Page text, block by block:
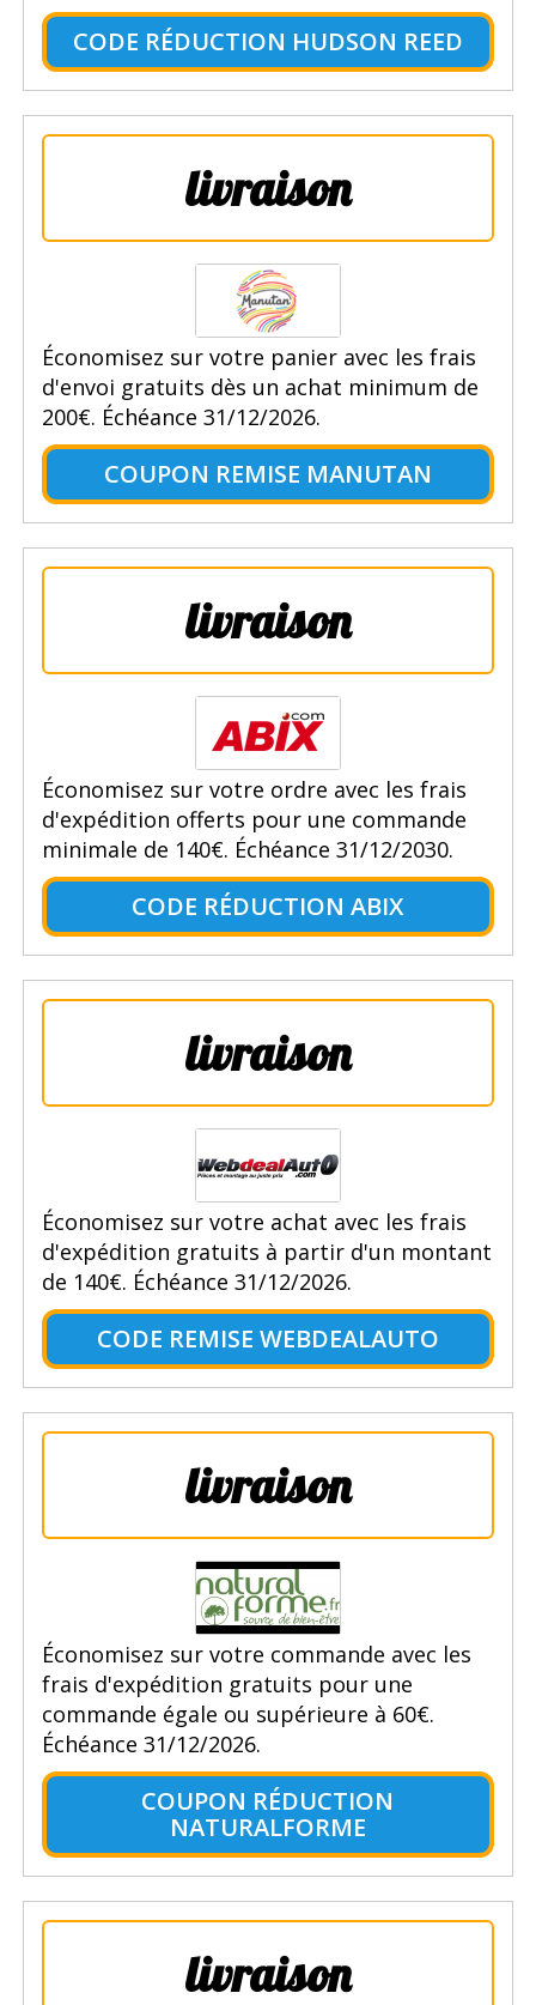
CODE RÉDUCTION HUDSON REED
livraison
Économisez sur votre panier avec les frais
d'envoi gratuits dès un achat minimum de
200€. Échéance 31/12/2026.
COUPON REMISE MANUTAN
livraison
Économisez sur votre ordre avec les frais
d'expédition offerts pour une commande
minimale de 140€. Échéance 31/12/2030.
CODE RÉDUCTION ABIX
livraison
Économisez sur votre achat avec les frais
d'expédition gratuits à partir d'un montant
de 140€. Échéance 31/12/2026.
CODE REMISE WEBDEALAUTO
livraison
Économisez sur votre commande avec les
frais d'expédition gratuits pour une
commande égale ou supérieure à 60€.
Échéance 31/12/2026.
COUPON RÉDUCTION
NATURALFORME
livraison